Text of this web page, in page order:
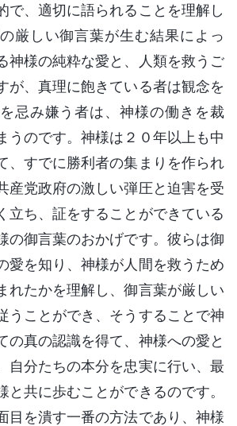
で、適切に語られることを理解し
厳しい御言葉が生む結果によっ
神様の純粋な愛と、人類を救うご
が、真理に飽きている者は観念を
忌み嫌う者は、神様の働きを裁
うのです。神様は２０年以上も中
、すでに勝利者の集まりを作られ
産党政府の激しい弾圧と迫害を受
立ち、証をすることができている
の御言葉のおかげです。彼らは御
愛を知り、神様が人間を救うため
れたかを理解し、御言葉が厳しい
うことができ、そうすることで神
の真の認識を得て、神様への愛と
自分たちの本分を忠実に行い、最
と共に歩むことができるのです。
目を潰す一番の方法であり、神様